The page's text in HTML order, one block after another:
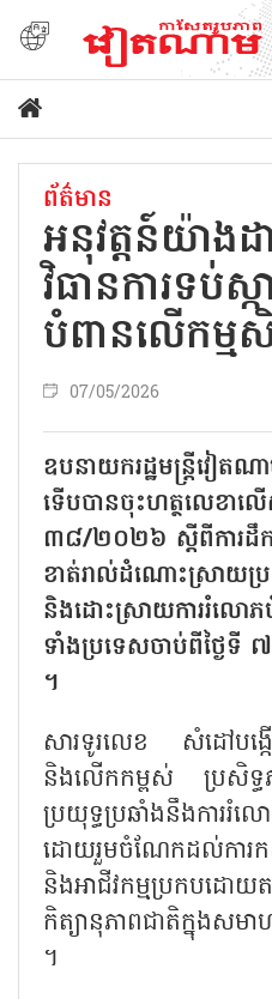
ព័ត៌មាន
អនុវត្តន៍យ៉ាង
វិធានការ​ទប់ស្
បំពានលើ​កម្មសិ
07/05/2026
ឧបនាយករដ្ឋមន្ត្រីវៀ
ទើបបានចុះហត្ថលេខាល
៣៨/២០២៦ ស្តីពីការ​ដឹក​
ខាត់​រាល់​ដំណោះស្រាយ​ប្រ
និងដោះស្រាយការរំលោភ
ទាំងប្រទេសចាប់ពីថ្ងៃ
។
សារទូរលេខ សំដៅបង្កើតក
និង​លើកកម្ពស់ ប្រសិទ្ធភ
ប្រយុទ្ធប្រឆាំងនឹងការរំល
ដោយរួមចំណែកដល់ការ
និងអាជីវកម្មប្រកប​ដ
កិត្យានុភាពជាតិក្នុងសមា
។